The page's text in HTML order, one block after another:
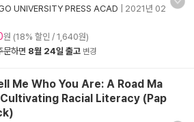
UNIVERSITY PRESS ACAD
2021년 02
원 (18% 할인 / 1,640원)
문하면 8월 24일 출고 변경
Me Who You Are: A Road Ma
Racial Literacy (Pap